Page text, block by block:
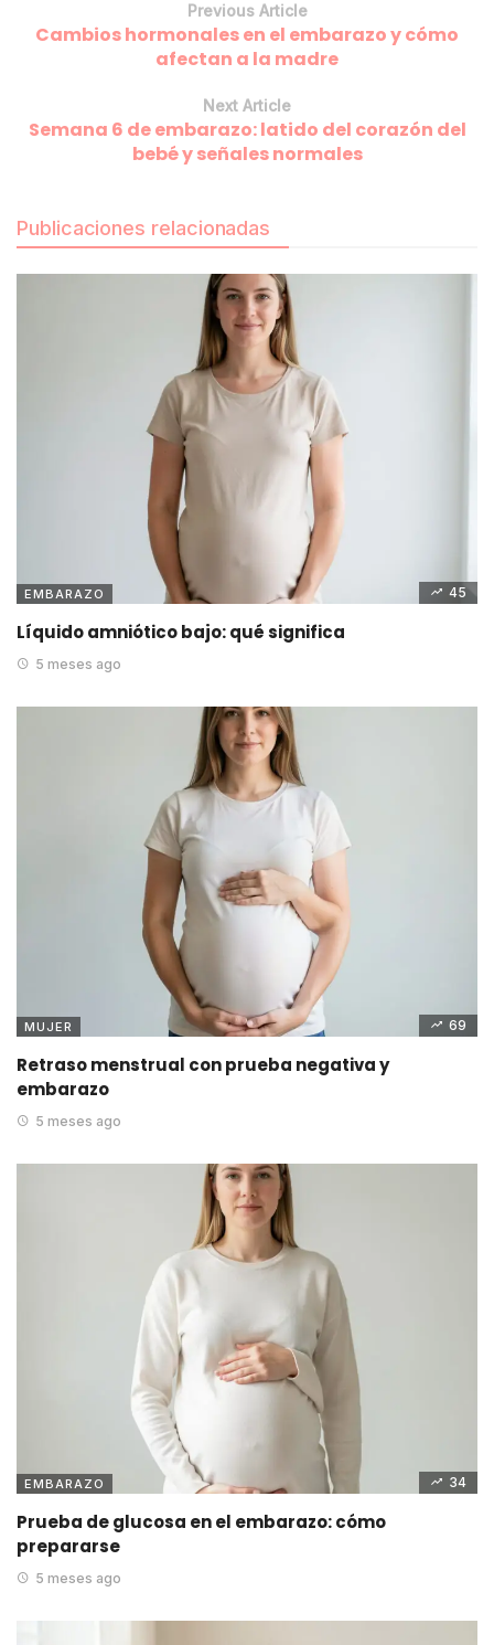
Previous Article
Cambios hormonales en el embarazo y cómo
afectan a la madre
Next Article
Semana 6 de embarazo: latido del corazón del
bebé y señales normales
Publicaciones relacionadas
EMBARAZO 45
Líquido amniótico bajo: qué significa
5 meses ago
MUJER 69
Retraso menstrual con prueba negativa y
embarazo
5 meses ago
EMBARAZO 34
Prueba de glucosa en el embarazo: cómo
prepararse
5 meses ago